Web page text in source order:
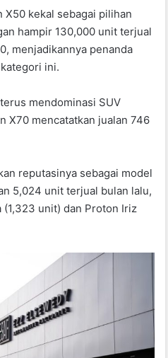
X50 kekal sebagai pilihan
hampir 130,000 unit terjual
menjadikannya penanda
ini.
mendominasi SUV
X70 mencatatkan jualan 746
reputasinya sebagai model
5,024 unit terjual bulan lalu,
unit) dan Proton Iriz